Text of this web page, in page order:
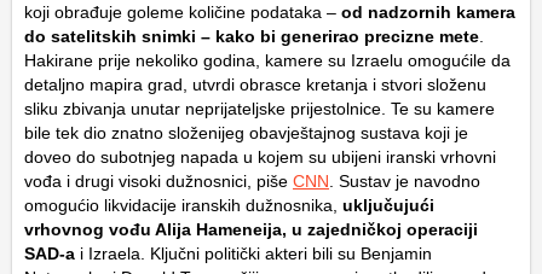
koji obrađuje goleme količine podataka – od nadzornih kamera
do satelitskih snimki – kako bi generirao precizne mete.
Hakirane prije nekoliko godina, kamere su Izraelu omogućile da
detaljno mapira grad, utvrdi obrasce kretanja i stvori složenu
sliku zbivanja unutar neprijateljske prijestolnice. Te su kamere
bile tek dio znatno složenijeg obavještajnog sustava koji je
doveo do subotnjeg napada u kojem su ubijeni iranski vrhovni
vođa i drugi visoki dužnosnici, piše CNN. Sustav je navodno
omogućio likvidacije iranskih dužnosnika, uključujući
vrhovnog vođu Alija Hameneija, u zajedničkoj operaciji
SAD-a i Izraela. Ključni politički akteri bili su Benjamin